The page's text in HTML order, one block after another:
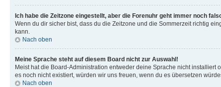
Ich habe die Zeitzone eingestellt, aber die Forenuhr geht immer noch
Wenn du dir sicher bist, dass du die Zeitzone und die Sommerzeit richtig
kann.
Nach oben
Meine Sprache steht auf diesem Board nicht zur Auswahl!
Meist hat die Board-Administration entweder deine Sprache nicht
es noch nicht existiert, würden wir uns freuen, wenn du es übersetzen
Nach oben